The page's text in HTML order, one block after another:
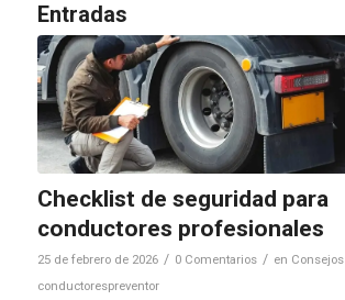
Entradas
Checklist de seguridad para
conductores profesionales
25 de febrero de 2026 / 0 Comentarios / en Consejos
conductorespreventor